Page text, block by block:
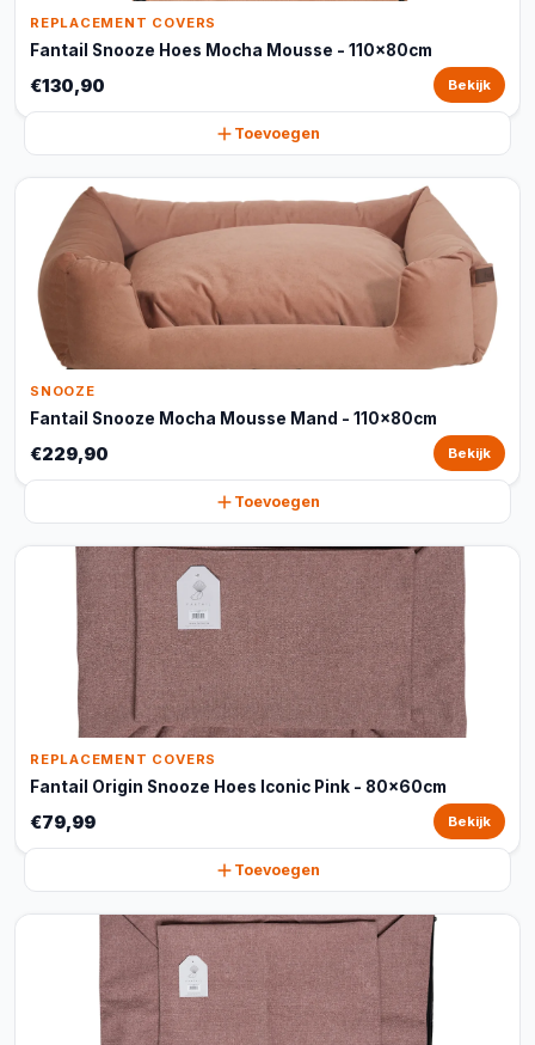
REPLACEMENT COVERS
Fantail Snooze Hoes Mocha Mousse - 110x80cm
€130,90 Bekijk
Toevoegen
SNOOZE
Fantail Snooze Mocha Mousse Mand - 110x80cm
€229,90 Bekijk
Toevoegen
REPLACEMENT COVERS
Fantail Origin Snooze Hoes Iconic Pink - 80x60cm
€79,99 Bekijk
Toevoegen